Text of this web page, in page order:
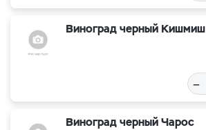
Виноград черный Кишмиш
–
Виноград черный Чарос